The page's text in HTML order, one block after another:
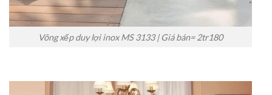
Võng xếp duy lợi inox MS 3133 | Giá bán= 2tr180